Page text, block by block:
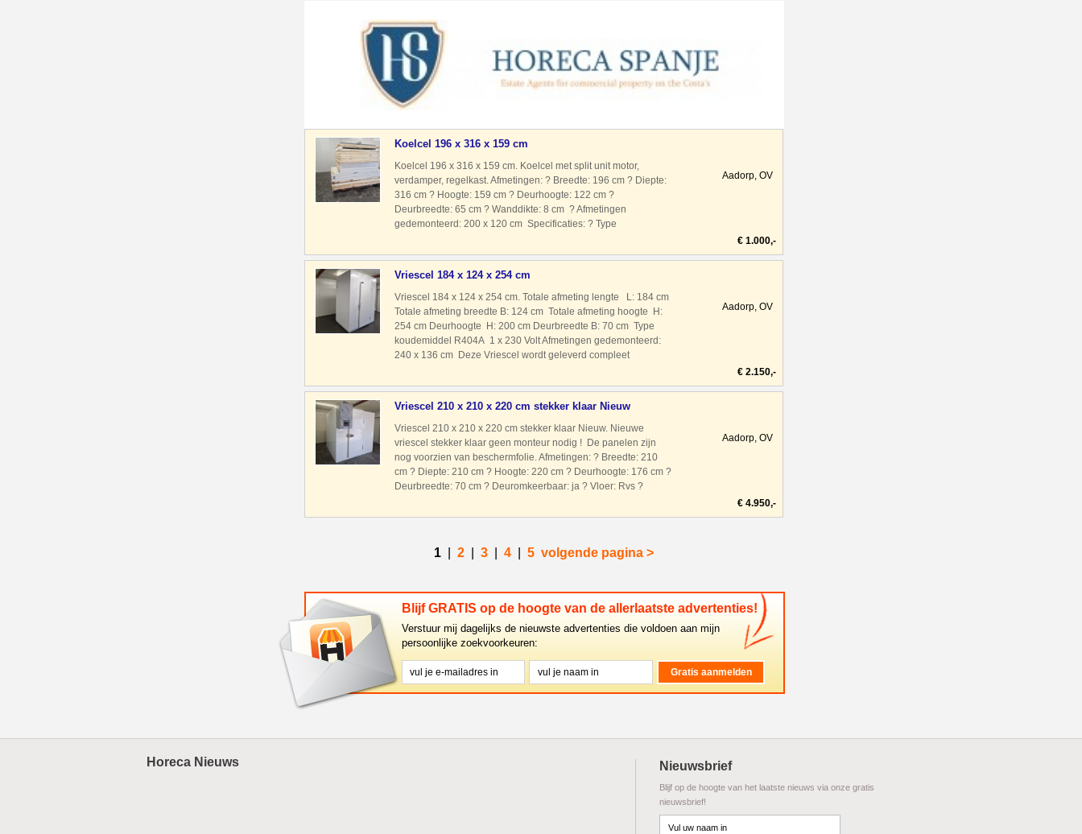
Koelcel 196 x 316 x 159 cm
Koelcel 196 x 316 x 159 cm. Koelcel met split unit motor,
verdamper, regelkast. Afmetingen: ? Breedte: 196 cm ? Diepte:
316 cm ? Hoogte: 159 cm ? Deurhoogte: 122 cm ?
Deurbreedte: 65 cm ? Wanddikte: 8 cm ? Afmetingen
gedemonteerd: 200 x 120 cm Specificaties: ? Type
unit met motor verdam
Aadorp, OV
€ 1.000,-
Vriescel 184 x 124 x 254 cm
Vriescel 184 x 124 x 254 cm. Totale afmeting lengte L: 184 cm
Totale afmeting breedte B: 124 cm Totale afmeting hoogte H:
254 cm Deurhoogte H: 200 cm Deurbreedte B: 70 cm Type
koudemiddel R404A 1 x 230 Volt Afmetingen gedemonteerd:
240 x 136 cm Deze Vriescel wordt geleverd compleet
Aadorp, OV
€ 2.150,-
Vriescel 210 x 210 x 220 cm stekker klaar Nieuw
Vriescel 210 x 210 x 220 cm stekker klaar Nieuw. Nieuwe
vriescel stekker klaar geen monteur nodig ! De panelen zijn
nog voorzien van beschermfolie. Afmetingen: ? Breedte: 210
cm ? Diepte: 210 cm ? Hoogte: 220 cm ? Deurhoogte: 176 cm ?
Deurbreedte: 70 cm ? Deuromkeerbaar: ja ? Vloer: Rvs ?
Aadorp, OV
€ 4.950,-
1 2 3 4 5 volgende pagina >
Blijf GRATIS op de hoogte van de allerlaatste advertenties!
Verstuur mij dagelijks de nieuwste advertenties die voldoen aan mijn
persoonlijke zoekvoorkeuren:
Horeca Nieuws Nieuwsbrief
Blijf op de hoogte van het laatste nieuws via onze gratis
nieuwsbrief!